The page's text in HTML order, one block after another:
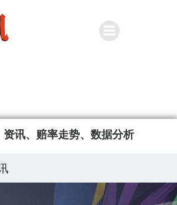
讯、赔率走势、数据分析